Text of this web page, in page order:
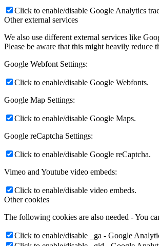
Click to enable/disable Google Analytics
Other external services
We also use different external services like
Please be aware that this might heavily reduce
Google Webfont Settings:
Click to enable/disable Google Webfonts.
Google Map Settings:
Click to enable/disable Google Maps.
Google reCaptcha Settings:
Click to enable/disable Google reCaptcha.
Vimeo and Youtube video embeds:
Click to enable/disable video embeds.
Other cookies
The following cookies are also needed - You
Click to enable/disable _ga - Google